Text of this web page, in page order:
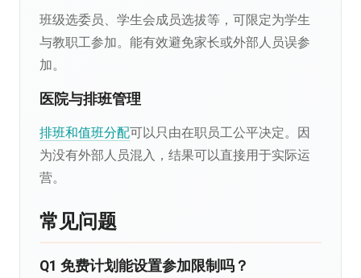
班级选委员、学生会成员选拔等，可限定为学生
与教职工参加。能有效避免家长或外部人员误参
加。
医院与排班管理
排班和值班分配可以只由在职员工公平决定。因
为没有外部人员混入，结果可以直接用于实际运
营。
常见问题
Q1 免费计划能设置参加限制吗？